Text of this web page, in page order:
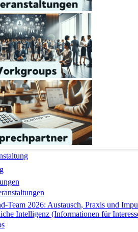
Team 2026: Austausch, Praxis und
Intelligenz (Informationen für